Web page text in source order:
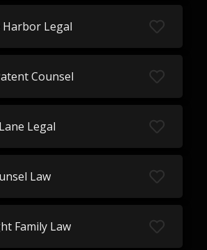
Legal
Counsel
Legal
Law
Family Law